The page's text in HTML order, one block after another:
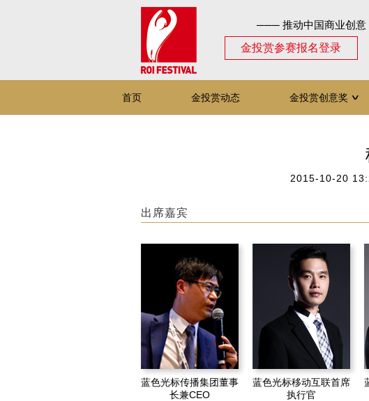
─── 推动中国商业创
金投赏参赛报名登录
首页 金投赏动态 金投赏创意奖 ∨
2015-10-20
出席嘉宾
蓝色光标传播集团董事
长兼CEO
蓝色光标移动互联首席
执行官